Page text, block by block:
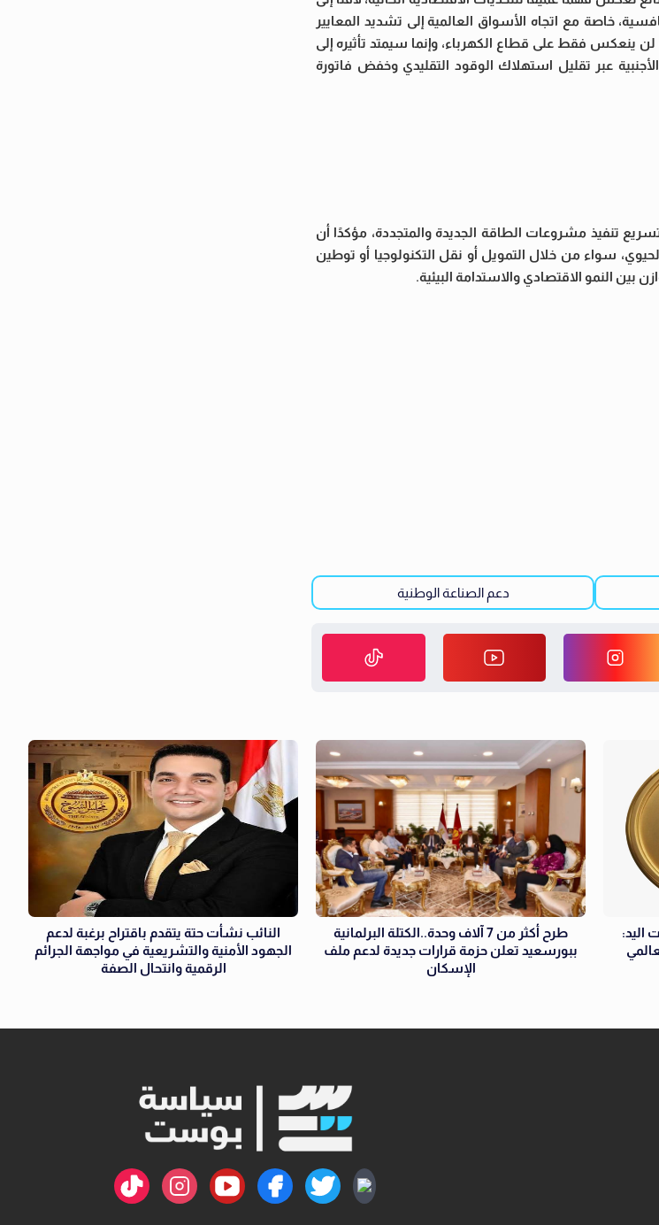
خاصة مع اتجاه الأسواق العالمية إلى تشديد المعايير
لن ينعكس فقط على قطاع الكهرباء، وإنما سيمتد تأثيره إلى
عبر تقليل استهلاك الوقود التقليدي وخفض فاتورة
تنفيذ مشروعات الطاقة الجديدة والمتجددة، مؤكدًا أن
سواء من خلال التمويل أو نقل التكنولوجيا أو توطين
النمو الاقتصادي والاستدامة البيئية.
دعم الصناعة الوطنية
اليد:
طرح أكثر من 7 آلاف وحدة..الكتلة البرلمانية
ببورسعيد تعلن حزمة قرارات جديدة لدعم ملف
الإسكان
النائب نشأت حتة يتقدم باقتراح برغبة لدعم
الجهود الأمنية والتشريعية في مواجهة الجرائم
الرقمية وانتحال الصفة